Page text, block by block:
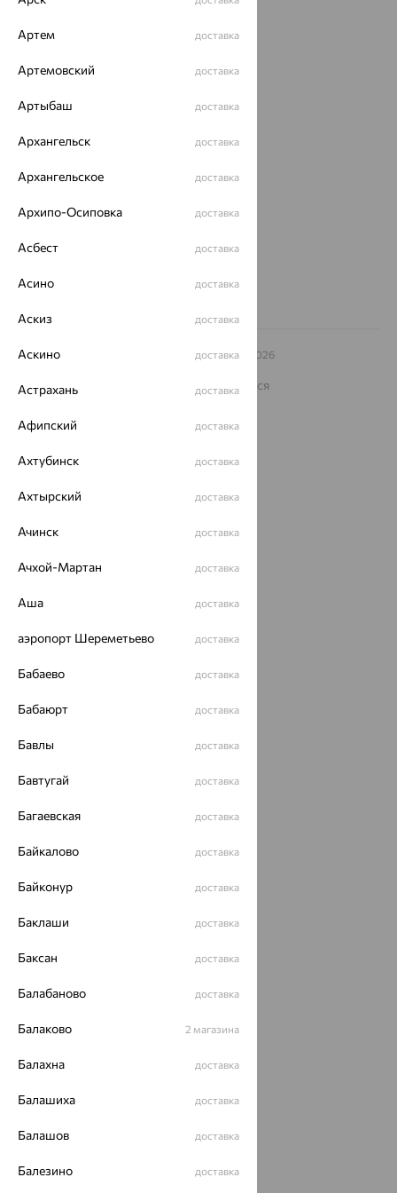
Магазины и доставка
ул. Зегеля, 27/2
Другие города
Заказать звонок
© ООО «Ювелирный дом «Кристалл»,2009 – 2026
На информационном ресурсе применяются
рекомендательные технологии
ОГРН 1044800168379
Разработка сайта —
Артем доставка
Артемовский доставка
Артыбаш доставка
Архангельск доставка
Архангельское доставка
Архипо-Осиповка доставка
Асбест доставка
Асино доставка
Аскиз доставка
Аскино доставка
Астрахань доставка
Афипский доставка
Ахтубинск доставка
Ахтырский доставка
Ачинск доставка
Ачхой-Мартан доставка
Аша доставка
аэропорт Шереметьево доставка
Бабаево доставка
Бабаюрт доставка
Бавлы доставка
Бавтугай доставка
Багаевская доставка
Байкалово доставка
Байконур доставка
Баклаши доставка
Баксан доставка
Балабаново доставка
Балаково 2 магазина
Балахна доставка
Балашиха доставка
Балашов доставка
Балезино доставка